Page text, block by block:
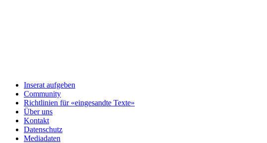
Inserat aufgeben
Community
Richtlinien für «eingesandte Texte»
Über uns
Kontakt
Datenschutz
Mediadaten